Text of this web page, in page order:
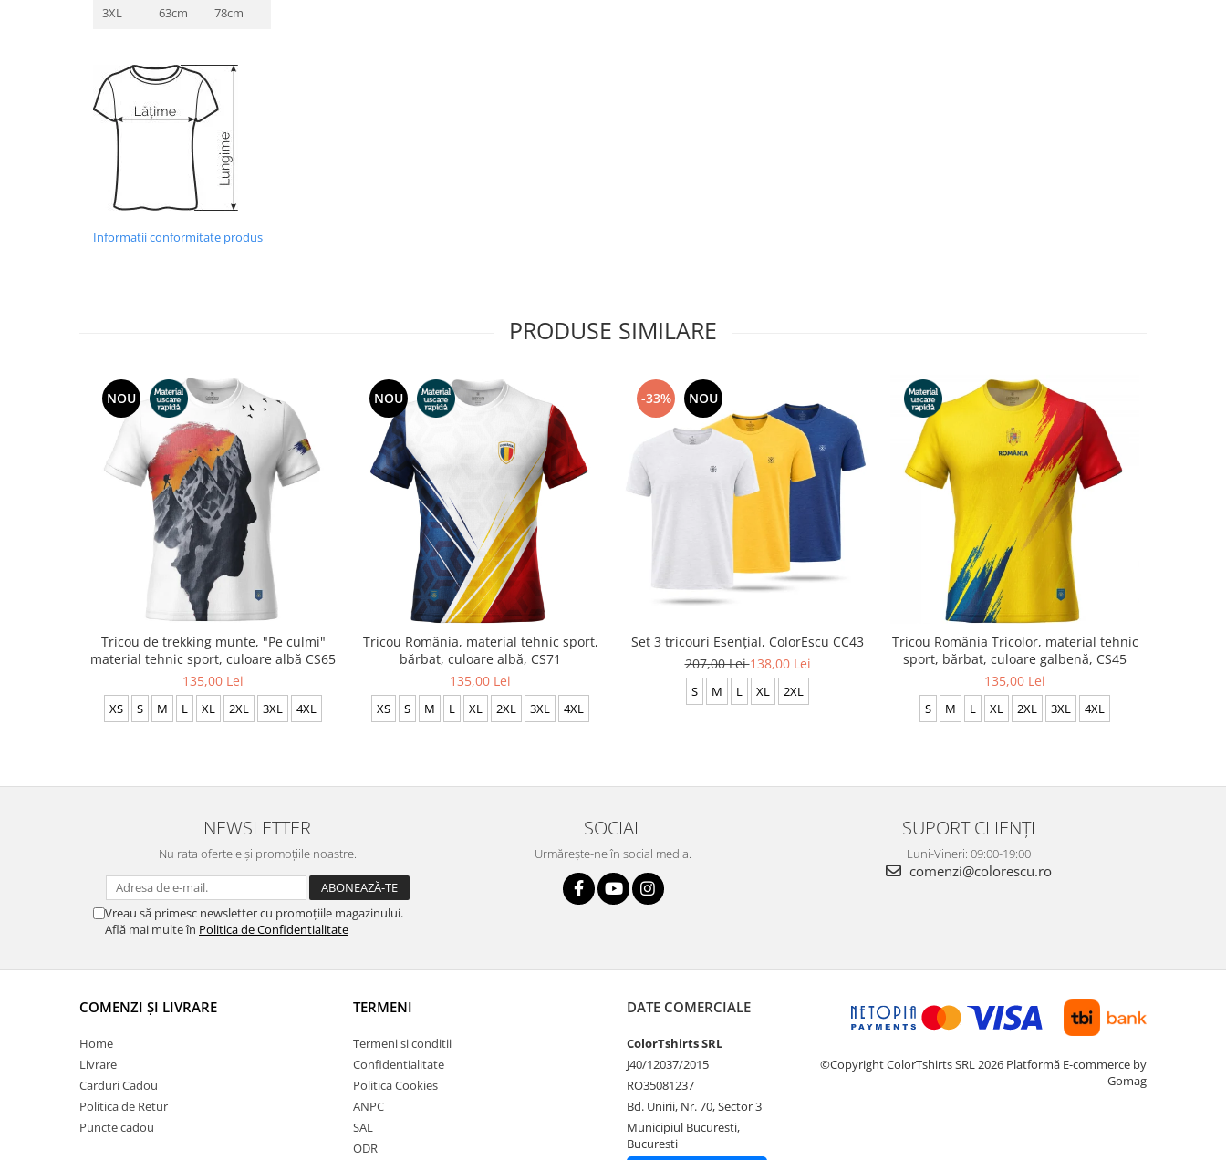
3XL
63cm 78cm
Informatii conformitate produs
PRODUSE SIMILARE
NOU
Tricou de trekking munte, "Pe culmi"
material tehnic sport, culoare albă CS65
135,00 Lei
XS S M L XL 2XL 3XL 4XL
NOU
Tricou România, material tehnic sport,
bărbat, culoare albă, CS71
135,00 Lei
XS S M L XL 2XL 3XL 4XL
-33% NOU
Set 3 tricouri Esențial, ColorEscu CC43
207,00 Lei138,00 Lei
S M L XL 2XL
Tricou România Tricolor, material tehnic
sport, bărbat, culoare galbenă, CS45
135,00 Lei
S M L XL 2XL 3XL 4XL
NEWSLETTER
Nu rata ofertele și promoțiile noastre.
Vreau să primesc newsletter cu promoțiile magazinului.
Află mai multe în Politica de Confidentialitate
SOCIAL
Urmărește-ne în social media.
SUPORT CLIENȚI
Luni-Vineri: 09:00-19:00
comenzi@colorescu.ro
COMENZI ȘI LIVRARE
Home
Livrare
Carduri Cadou
Politica de Retur
Puncte cadou
TERMENI
Termeni si conditii
Confidentialitate
Politica Cookies
ANPC
SAL
ODR
DATE COMERCIALE
ColorTshirts SRL
J40/12037/2015
RO35081237
Bd. Unirii, Nr. 70, Sector 3
Municipiul Bucuresti,
Bucuresti
©Copyright ColorTshirts SRL 2026 Platformă E-commerce by
Gomag